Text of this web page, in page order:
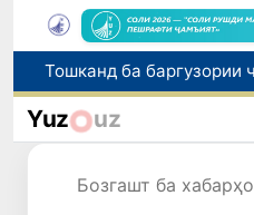
Yuz uz
Бозгашт ба хабарҳо